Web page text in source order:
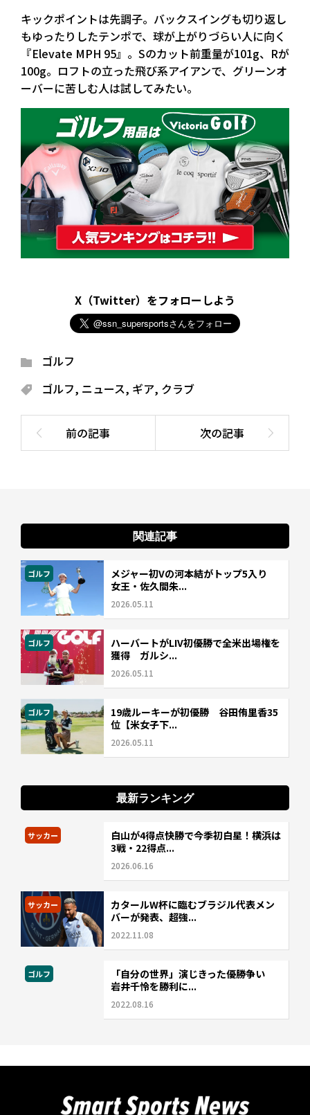
キックポイントは先調子。バックスイングも切り返し
もゆったりしたテンポで、球が上がりづらい人に向く
『Elevate MPH 95』。Sのカット前重量が101g、Rが
100g。ロフトの立った飛び系アイアンで、グリーンオ
ーバーに苦しむ人は試してみたい。
X（Twitter）をフォローしよう
ゴルフ
ゴルフ, ニュース, ギア, クラブ
関連記事
ゴルフ
メジャー初Vの河本結がトップ5入り
女王・佐久間朱...
2026.05.11
ゴルフ
ハーバートがLIV初優勝で全米出場権を
獲得 ガルシ...
2026.05.11
ゴルフ
19歳ルーキーが初優勝 谷田侑里香35
位【米女子下...
2026.05.11
最新ランキング
サッカー
白山が4得点快勝で今季初白星！横浜は
3戦・22得点...
2026.06.16
サッカー
カタールW杯に臨むブラジル代表メン
バーが発表、超強...
2022.11.08
ゴルフ
「自分の世界」演じきった優勝争い
岩井千怜を勝利に...
2022.08.16